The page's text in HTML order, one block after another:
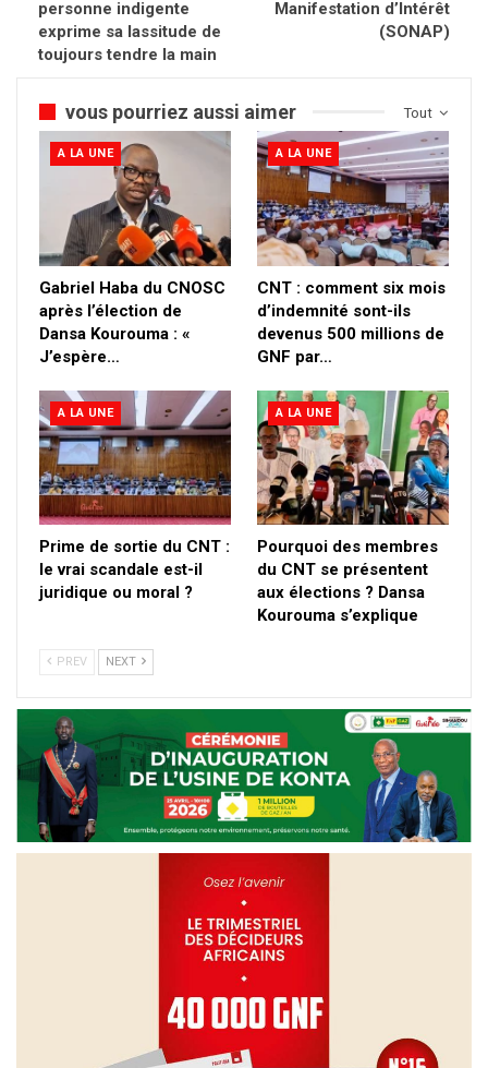
personne indigente
exprime sa lassitude de
toujours tendre la main
Manifestation d’Intérêt
(SONAP)
Tout
vous pourriez aussi aimer
A LA UNE
Gabriel Haba du CNOSC
après l’élection de
Dansa Kourouma : «
J’espère…
A LA UNE
CNT : comment six mois
d’indemnité sont-ils
devenus 500 millions de
GNF par…
A LA UNE
Prime de sortie du CNT :
le vrai scandale est-il
juridique ou moral ?
A LA UNE
Pourquoi des membres
du CNT se présentent
aux élections ? Dansa
Kourouma s’explique
PREV NEXT